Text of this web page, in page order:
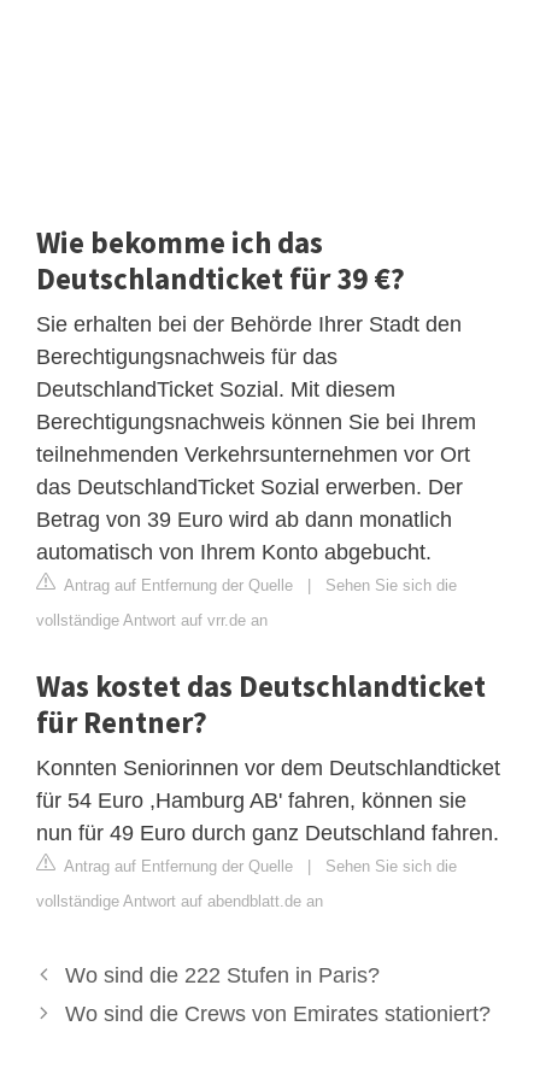
Wie bekomme ich das
Deutschlandticket für 39 €?
Sie erhalten bei der Behörde Ihrer Stadt den
Berechtigungsnachweis für das
DeutschlandTicket Sozial. Mit diesem
Berechtigungsnachweis können Sie bei Ihrem
teilnehmenden Verkehrsunternehmen vor Ort
das DeutschlandTicket Sozial erwerben. Der
Betrag von 39 Euro wird ab dann monatlich
automatisch von Ihrem Konto abgebucht.
Antrag auf Entfernung der Quelle | Sehen Sie sich die
vollständige Antwort auf vrr.de an
Was kostet das Deutschlandticket
für Rentner?
Konnten Seniorinnen vor dem Deutschlandticket
für 54 Euro ,Hamburg AB' fahren, können sie
nun für 49 Euro durch ganz Deutschland fahren.
Antrag auf Entfernung der Quelle | Sehen Sie sich die
vollständige Antwort auf abendblatt.de an
Wo sind die 222 Stufen in Paris?
Wo sind die Crews von Emirates stationiert?